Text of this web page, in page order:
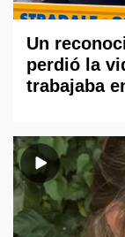
Un
perdió la
trabajaba